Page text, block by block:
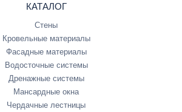
КАТАЛОГ
Стены
Кровельные материалы
Фасадные материалы
Водосточные системы
Дренажные системы
Мансардные окна
Чердачные лестницы